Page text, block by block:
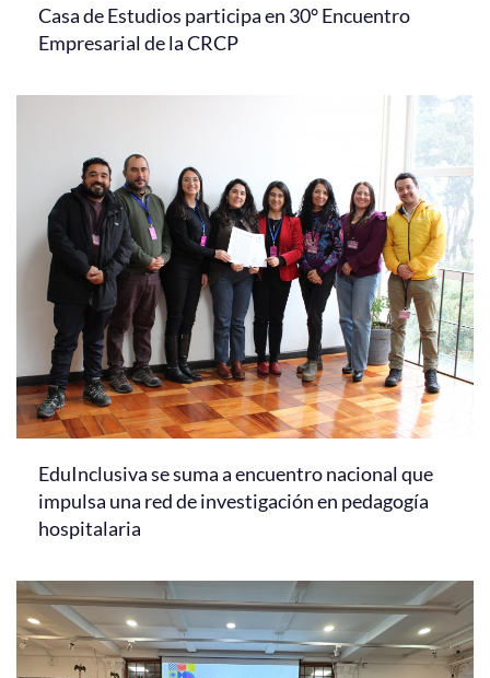
Casa de Estudios participa en 30° Encuentro
Empresarial de la CRCP
EduInclusiva se suma a encuentro nacional que
impulsa una red de investigación en pedagogía
hospitalaria